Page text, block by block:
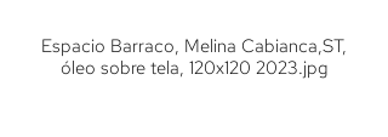
Espacio Barraco, Melina Cabianca,ST,
óleo sobre tela, 120x120 2023.jpg